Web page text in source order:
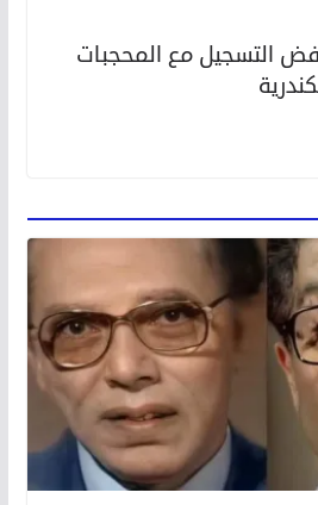
التسجيل مع المحجبات